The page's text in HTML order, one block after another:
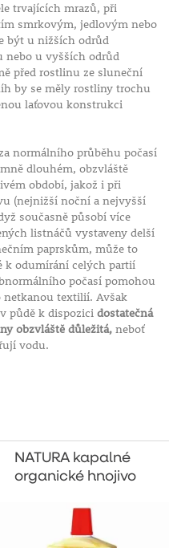
trvajících mrazů, při
smrkovým, jedlovým nebo
být u nižších odrůd
nebo u vyšších odrůd
před rostlinu ze sluneční
by se měly rostliny trochu
laťovou konstrukci
normálního průběhu počasí
dlouhém, obzvláště
období, jakož i při
(nejnižší noční a nejvyšší
současně působí více
listnáčů vystaveny delší
paprskům, může to
k odumírání celých partií
počasí pomohou
netkanou textilií. Avšak
půdě k dispozici dostatečná
obzvláště důležitá,neboť
vodu.
NATURA kapalné
organické hnojivo